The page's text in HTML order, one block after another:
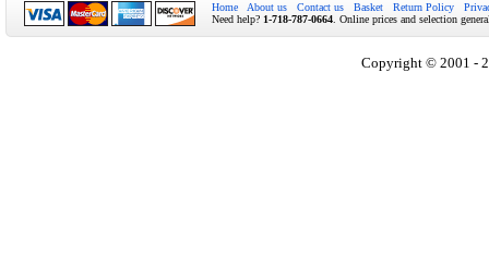
Home About us Contact us Basket Return Policy
Need help? 1-718-787-0664 . Online prices and selection
Copyright © 2001 -